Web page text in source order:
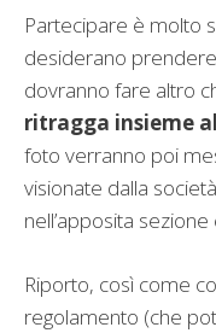
Partecipare è molto
desiderano
dovranno fare altro
ritragga insieme
foto verranno poi
visionate dalla
nell’apposita
Riporto, così come
regolamento (che